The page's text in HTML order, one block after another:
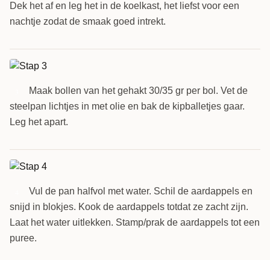
Dek het af en leg het in de koelkast, het liefst voor een
nachtje zodat de smaak goed intrekt.
Maak bollen van het gehakt 30/35 gr per bol. Vet de
steelpan lichtjes in met olie en bak de kipballetjes gaar.
Leg het apart.
Vul de pan halfvol met water. Schil de aardappels en
snijd in blokjes. Kook de aardappels totdat ze zacht zijn.
Laat het water uitlekken. Stamp/prak de aardappels tot een
puree.